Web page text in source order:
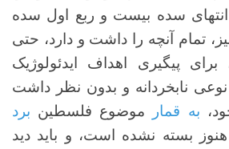
انتهای سده بیست و ربع اول سده
تمام آنچه را داشت و دارد، حتی
پیگیری اهداف ایدئولوژیک
نوعی نابخردانه و بدون نظر داشت
به قمار موضوع فلسطین برد
هنوز بسته نشده است، و باید دید